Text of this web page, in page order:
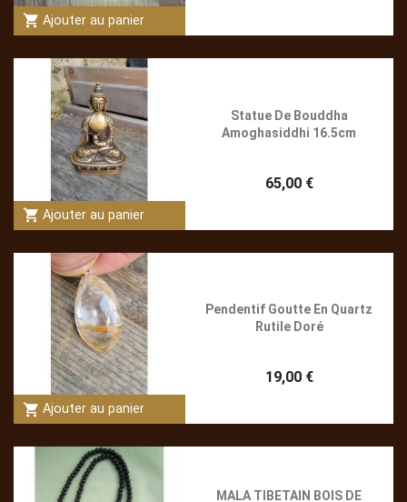
shopping_cart Ajouter au panier
shopping_cart Ajouter au panier
Statue De Bouddha
Amoghasiddhi 16.5cm
65,00 €
shopping_cart Ajouter au panier
Pendentif Goutte En Quartz
Rutile Doré
19,00 €
MALA TIBETAIN BOIS DE